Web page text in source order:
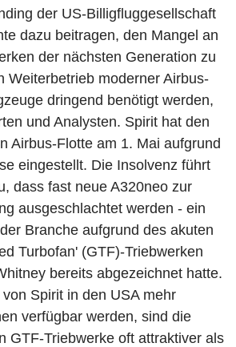
der US-Billigfluggesellschaft
dazu beitragen, den Mangel an
der nächsten Generation zu
Weiterbetrieb moderner Airbus-
dringend benötigt werden,
und Analysten. Spirit hat den
Airbus-Flotte am 1. Mai aufgrund
eingestellt. Die Insolvenz führt
dass fast neue A320neo zur
ausgeschlachtet werden - ein
Branche aufgrund des akuten
Turbofan' (GTF)-Triebwerken
bereits abgezeichnet hatte.
Spirit in den USA mehr
verfügbar werden, sind die
GTF-Triebwerke oft attraktiver als